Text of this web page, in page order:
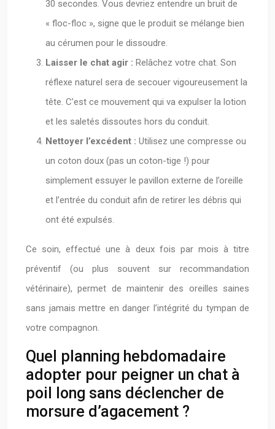
30 secondes. Vous devriez entendre un bruit de
« floc-floc », signe que le produit se mélange bien
au cérumen pour le dissoudre.
Laisser le chat agir : Relâchez votre chat. Son
réflexe naturel sera de secouer vigoureusement la
tête. C’est ce mouvement qui va expulser la lotion
et les saletés dissoutes hors du conduit.
Nettoyer l’excédent : Utilisez une compresse ou
un coton doux (pas un coton-tige !) pour
simplement essuyer le pavillon externe de l’oreille
et l’entrée du conduit afin de retirer les débris qui
ont été expulsés.
Ce soin, effectué une à deux fois par mois à titre
préventif (ou plus souvent sur recommandation
vétérinaire), permet de maintenir des oreilles saines
sans jamais mettre en danger l’intégrité du tympan de
votre compagnon.
Quel planning hebdomadaire
adopter pour peigner un chat à
poil long sans déclencher de
morsure d’agacement ?